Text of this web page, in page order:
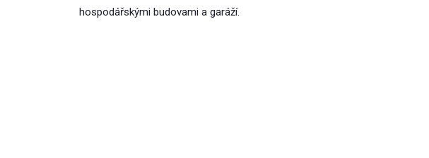
hospodářskými budovami a garáží.